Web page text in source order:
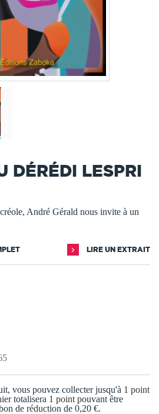
DÉRÉDI LESPRI
André Gérald nous invite à un
LIRE UN EXTRAIT
vous pouvez collecter jusqu'à 1 point
totalisera 1 point pouvant être
de réduction de 0,20 €.